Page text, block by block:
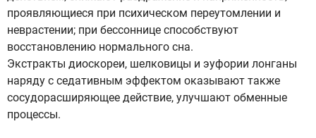
проявляющиеся при психическом переутомлении и
неврастении; при бессоннице способствуют
восстановлению нормального сна.
Экстракты диоскореи, шелковицы и эуфории лонганы
наряду с седативным эффектом оказывают также
сосудорасширяющее действие, улучшают обменные
процессы.